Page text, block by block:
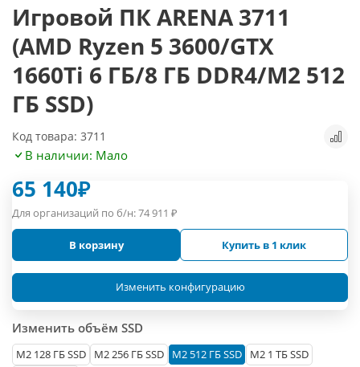
Игровой ПК ARENA 3711
(AMD Ryzen 5 3600/GTX
1660Ti 6 ГБ/8 ГБ DDR4/M2 512
ГБ SSD)
Код товара: 3711
В наличии: Мало
65 140₽
Для организаций по б/н:74 911 ₽
В корзину Купить в 1 клик
Изменить конфигурацию
Изменить объём SSD
М2 128 ГБ SSD M2 256 ГБ SSD M2 512 ГБ SSD
M2 1 ТБ SSD